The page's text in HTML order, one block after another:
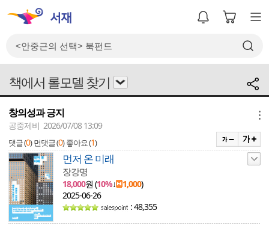
책에서 롤모델 찾기
창의성과 긍지
공중제비 2026/07/08 13:09
댓글 (0) 먼댓글 (0) 좋아요 (1)
먼저 온 미래
장강명
18,000원 (10%↓ 1,000)
2025-06-26
: 48,355